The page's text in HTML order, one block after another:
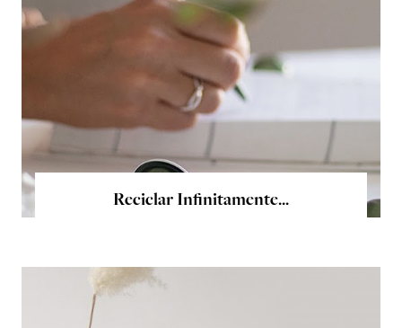
Reciclar Infinitamente...